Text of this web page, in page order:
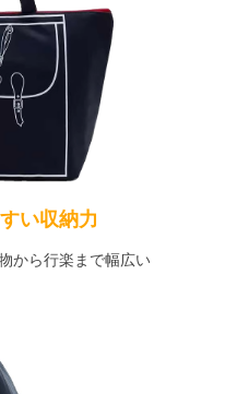
い収納力
から行楽まで幅広い